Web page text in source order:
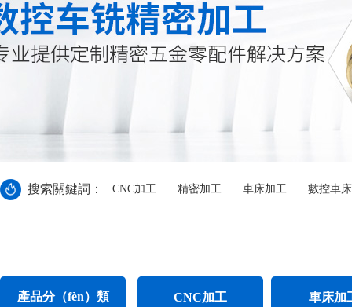
搜索關鍵詞： CNC加工 精密加工 車床加工 數控車
產品分（fèn）類 CNC加工 車床加